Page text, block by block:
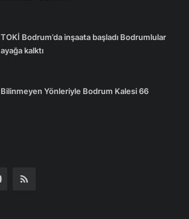
TOKİ Bodrum’da inşaata başladı Bodrumlular
ayağa kalktı
Bilinmeyen Yönleriyle Bodrum Kalesi 66